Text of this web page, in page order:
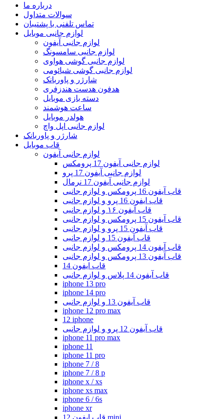
درباره ما
سوالات متداول
تماس تلفنی با پشتیبان
لوازم جانبی موبایل
لوازم جانبی آیفون
لوازم جانبی سامسونگ
لوازم جانبی گوشی هواوی
لوازم جانبی گوشی شیائومی
شارژر و پاوربانک
هدفون هدست هندزفری
دسته بازی موبایل
ساعت هوشمند
هولدر موبایل
لوازم جانبی اپل واچ
شارژر و پاوربانک
قاب موبایل
لوازم جانبی آیفون
لوازم جانبی آیفون 17 پرومکس
لوازم جانبی آیفون 17 پرو
لوازم جانبی آیفون 17 نرمال
قاب آیفون 16 پرومکس و لوازم جانبی
قاب ایفون 16 پرو و لوازم جانبی
قاب آیفون ۱۶ و لوازم جانبی
قاب آیفون 15 پرومکس و لوازم جانبی
قاب آیفون 15 پرو و لوازم جانبی
قاب آیفون 15 و لوازم جانبی
قاب آیفون 14 پرومکس و لوازم جانبی
قاب آیفون 13 پرومکس و لوازم جانبی
قاب ایفون 14
قاب آیفون 14 پلاس و لوازم جانبی
iphone 13 pro
iphone 14 pro
قاب آیفون 13 و لوازم جانبی
iphone 12 pro max
12 iphone
قاب آیفون 12 پرو و لوازم جانبی
iphone 11 pro max
iphone 11
iphone 11 pro
iphone 7 / 8
iphone 7 / 8 p
iphone x / xs
iphone xs max
iphone 6 / 6s
iphone xr
قاب ایفون 12 mini